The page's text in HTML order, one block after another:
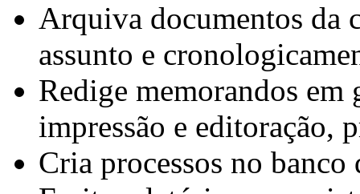
Arquiva documentos da
assunto e
Redige memorandos em
impressão e editoração,
Cria processos no